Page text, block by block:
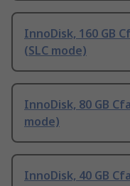
InnoDisk, 160 GB
(SLC mode)
InnoDisk, 80 GB
mode)
InnoDisk, 40 GB